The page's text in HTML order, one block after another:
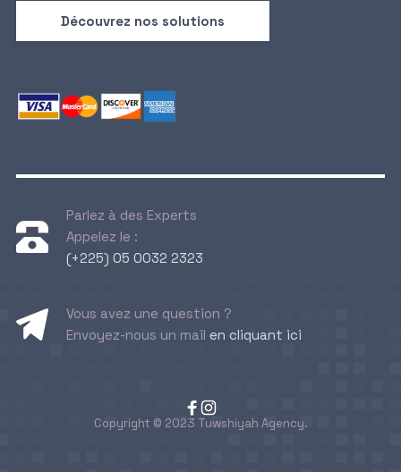
Découvrez nos solutions
Parlez à des Experts
Appelez le :
(+225) 05 0032 2323
Vous avez une question ?
Envoyez-nous un mail en cliquant ici
Copyright © 2023 Tuwshiyah Agency.